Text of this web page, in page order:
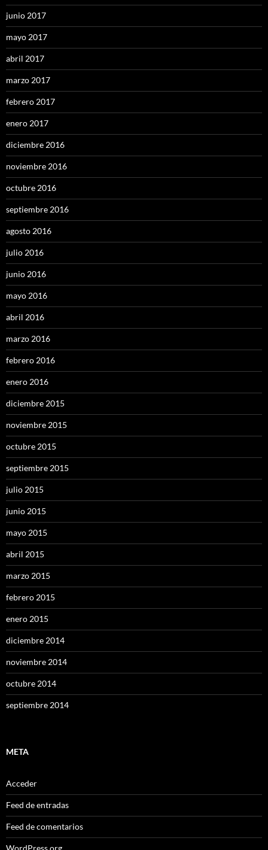
junio 2017
mayo 2017
abril 2017
marzo 2017
febrero 2017
enero 2017
diciembre 2016
noviembre 2016
octubre 2016
septiembre 2016
agosto 2016
julio 2016
junio 2016
mayo 2016
abril 2016
marzo 2016
febrero 2016
enero 2016
diciembre 2015
noviembre 2015
octubre 2015
septiembre 2015
julio 2015
junio 2015
mayo 2015
abril 2015
marzo 2015
febrero 2015
enero 2015
diciembre 2014
noviembre 2014
octubre 2014
septiembre 2014
META
Acceder
Feed de entradas
Feed de comentarios
WordPress.org